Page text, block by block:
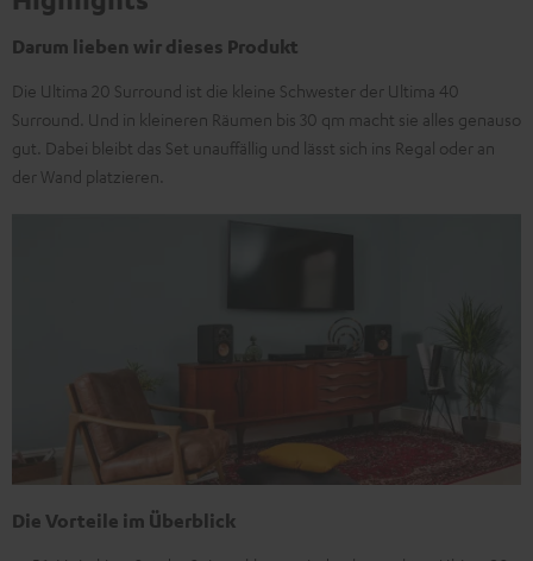
Darum lieben wir dieses Produkt
Die Ultima 20 Surround ist die kleine Schwester der Ultima 40
Surround. Und in kleineren Räumen bis 30 qm macht sie alles genauso
gut. Dabei bleibt das Set unauffällig und lässt sich ins Regal oder an
der Wand platzieren.
Die Vorteile im Überblick